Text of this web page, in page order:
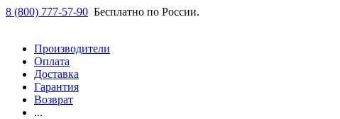
8 (800) 777-57-90 Бесплатно по России.
Производители
Оплата
Доставка
Гарантия
Возврат
...